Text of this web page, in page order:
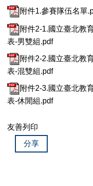
附件1.參賽隊伍名單
附件2-1.國立臺北教
表-男雙組.pdf
附件2-2.國立臺北教
表-混雙組.pdf
附件2-3.國立臺北教
表-休閒組.pdf
友善列印
分享